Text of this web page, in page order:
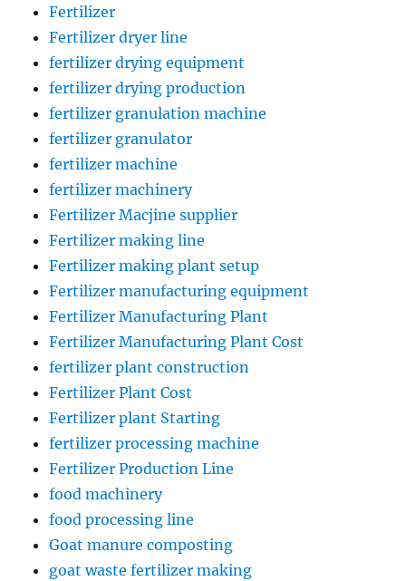
Fertilizer
Fertilizer dryer line
fertilizer drying equipment
fertilizer drying production
fertilizer granulation machine
fertilizer granulator
fertilizer machine
fertilizer machinery
Fertilizer Macjine supplier
Fertilizer making line
Fertilizer making plant setup
Fertilizer manufacturing equipment
Fertilizer Manufacturing Plant
Fertilizer Manufacturing Plant Cost
fertilizer plant construction
Fertilizer Plant Cost
Fertilizer plant Starting
fertilizer processing machine
Fertilizer Production Line
food machinery
food processing line
Goat manure composting
goat waste fertilizer making